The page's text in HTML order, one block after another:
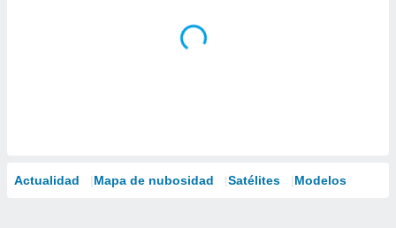
Actualidad Mapa de nubosidad Satélites Modelos